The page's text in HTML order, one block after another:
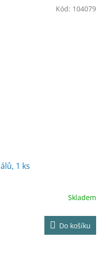
1 ks
Skladem
Do košíku
Kód: 104079